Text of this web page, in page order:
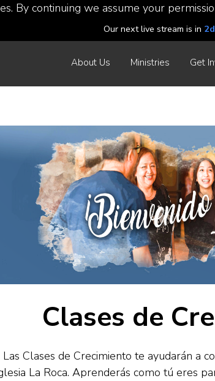
By continuing we assume your
Our next live stream is in
About Us Ministries Get
Clases de
Las Clases de Crecimiento te ayudarán a
La Roca. Aprenderás como tú eres